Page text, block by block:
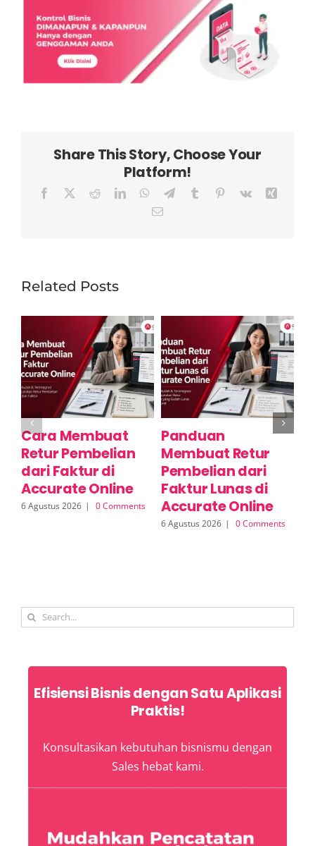
Share This Story, Choose Your
Platform!
Facebook RedditLinkedInWhatsApp
TelegramTumblr Pinterest
Vk
Email
Related Posts
Cara Membuat
Retur Pembelian
dari Faktur di
Accurate Online
6 Agustus 2026 | 0 Comments
Panduan
Membuat Retur
Pembelian dari
Faktur Lunas di
Accurate Online
6 Agustus 2026 | 0 Comments
Search
Efisiensi Bisnis dengan Satu Aplikasi
Praktis!
Konsultasikan kebutuhan bisnismu dengan
Sales hebat kami.